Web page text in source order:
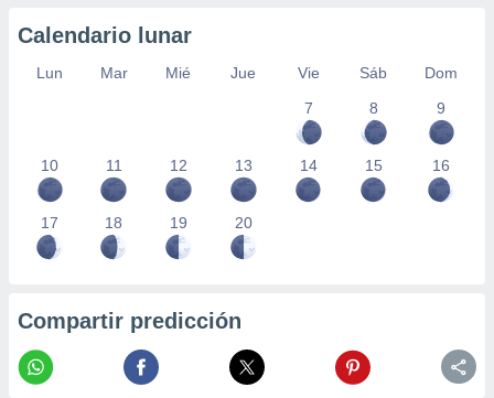
Calendario lunar
Lun Mar Mié Jue Vie Sáb
Dom
7
8 9
10 11 12 13 14 15 16
17 18 19 20
Compartir predicción